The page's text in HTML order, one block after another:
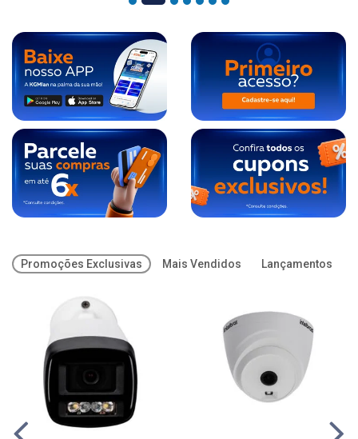
Promoções Exclusivas Mais Vendidos Lançamentos